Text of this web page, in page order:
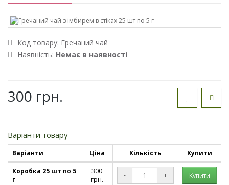
Код товару: Гречаний чай
Наявність: Немає в наявності
300 грн.
Варіанти товару
Варіанти Ціна Кількість Купити
Коробка 25 шт по 5
г
300
грн.
- +